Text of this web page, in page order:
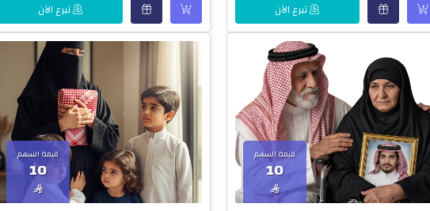
تبرع الآن تبرع الآن
قيمة السهم
10

قيمة السهم
10
